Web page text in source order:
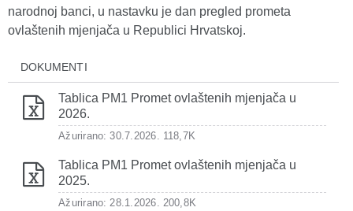
narodnoj banci, u nastavku je dan pregled prometa
ovlaštenih mjenjača u Republici Hrvatskoj.
DOKUMENTI
Tablica PM1 Promet ovlaštenih mjenjača u
2026.
Ažurirano: 30.7.2026. 118,7K
Tablica PM1 Promet ovlaštenih mjenjača u
2025.
Ažurirano: 28.1.2026. 200,8K